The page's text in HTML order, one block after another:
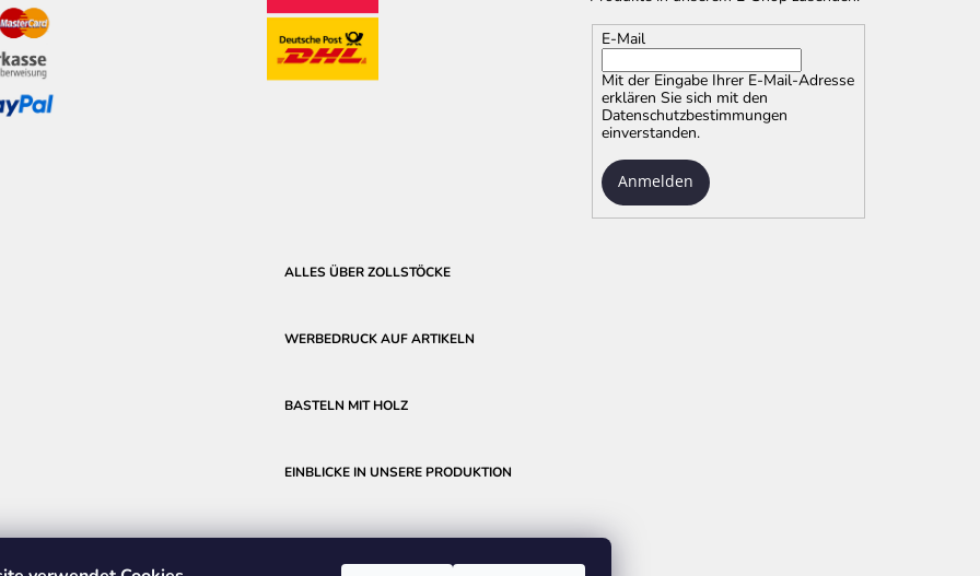
E-Mail
Mit der Eingabe Ihrer E-Mail-Adresse
erklären Sie sich mitden
Datenschutzbestimmungen
einverstanden.
Anmelden
ALLES ÜBER ZOLLSTÖCKE
WERBEDRUCK AUF ARTIKELN
BASTELN MIT HOLZ
EINBLICKE IN UNSERE PRODUKTION